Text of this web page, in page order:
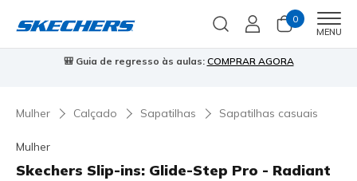
0
MENU
🎒 Guia de regresso às aulas: COMPRAR AGORA
Mulher Calçado Sapatilhas Sapatilhas casuais
Mulher
Skechers Slip-ins: Glide-Step Pro - Radiant